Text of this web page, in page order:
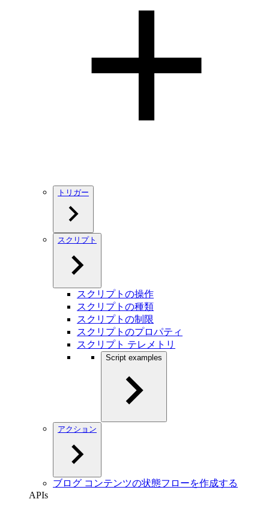
トリガー
スクリプト
スクリプトの操作
スクリプトの種類
スクリプトの制限
スクリプトのプロパティ
スクリプト テレメトリ
Script examples
アクション
ブログ コンテンツの状態フローを作成する
APIs